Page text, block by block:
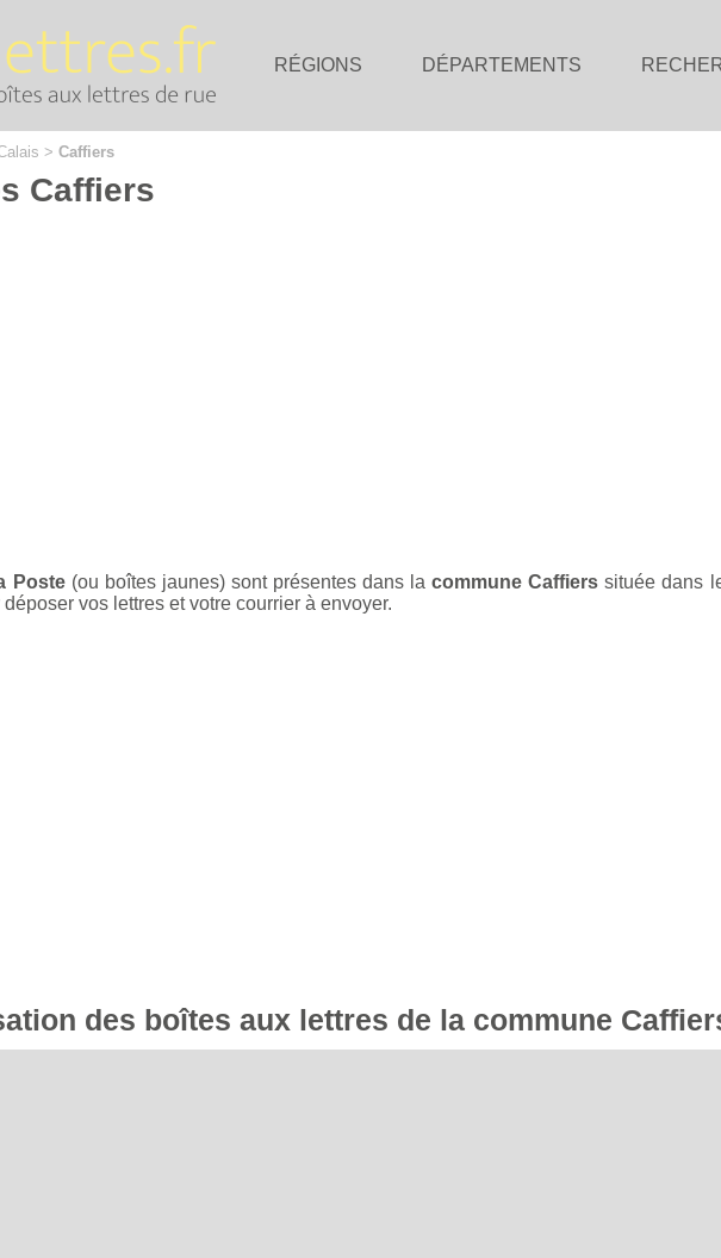
RÉGIONS DÉPARTEMENTS
> Caffiers
Caffiers
Poste(ou boîtes jaunes) sont présentes dans lacommune Caffiers située dans
vos lettres et votre courrier à envoyer.
des boîtes aux lettres de la commune